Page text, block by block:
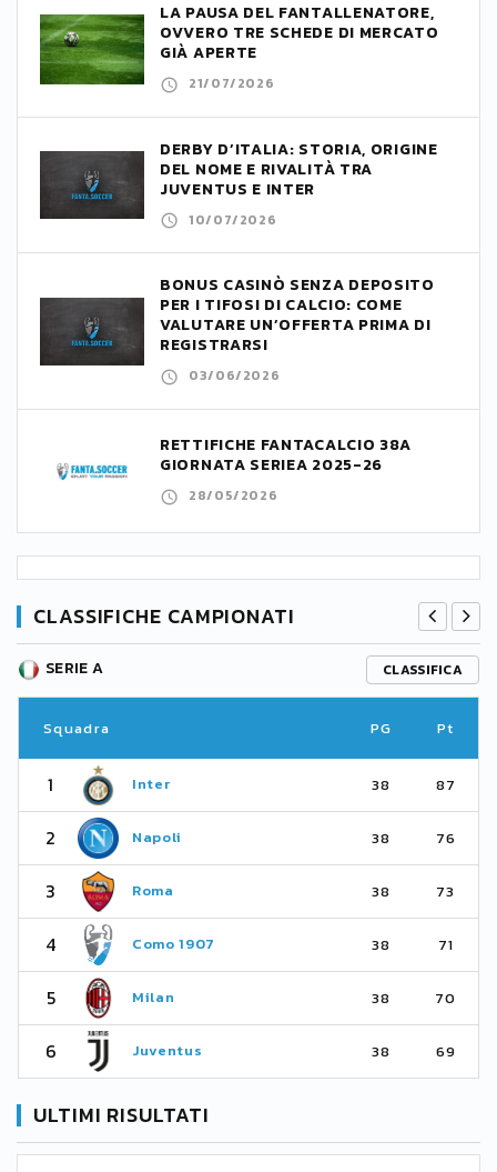
LA PAUSA DEL FANTALLENATORE,
OVVERO TRE SCHEDE DI MERCATO
GIÀ APERTE
21/07/2026
DERBY D’ITALIA: STORIA, ORIGINE
DEL NOME E RIVALITÀ TRA
JUVENTUS E INTER
10/07/2026
BONUS CASINÒ SENZA DEPOSITO
PER I TIFOSI DI CALCIO: COME
VALUTARE UN’OFFERTA PRIMA DI
REGISTRARSI
03/06/2026
RETTIFICHE FANTACALCIO 38A
GIORNATA SERIEA 2025-26
28/05/2026
CLASSIFICHE CAMPIONATI
SERIE A CLASSIFICA
Squadra PG Pt
1 Inter 38 87
2 Napoli 38 76
3 Roma 38 73
4 Como 1907 38 71
5 Milan 38 70
6 Juventus 38 69
ULTIMI RISULTATI